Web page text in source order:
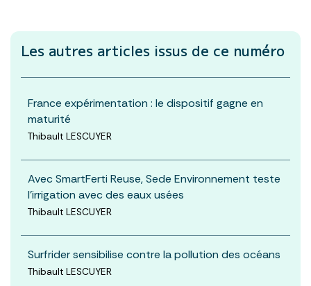
Les autres articles issus de ce numéro
France expérimentation : le dispositif gagne en
maturité
Thibault LESCUYER
Avec SmartFerti Reuse, Sede Environnement teste
l’irrigation avec des eaux usées
Thibault LESCUYER
Surfrider sensibilise contre la pollution des océans
Thibault LESCUYER